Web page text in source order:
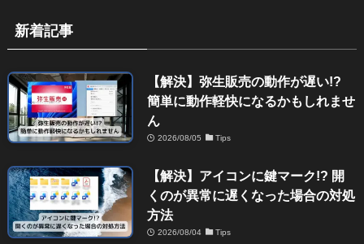
新着記事
【解決】弥生販売の動作が遅い!?
簡単に動作軽快になるかもしれませ
ん
2026/08/05 Tips
【解決】アイコンに鍵マーク!? 開
くのが異常に遅くなった場合の対処
方法
2026/08/04 Tips